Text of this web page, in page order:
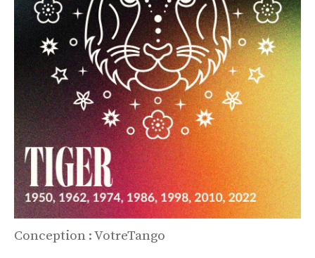
Conception : VotreTango